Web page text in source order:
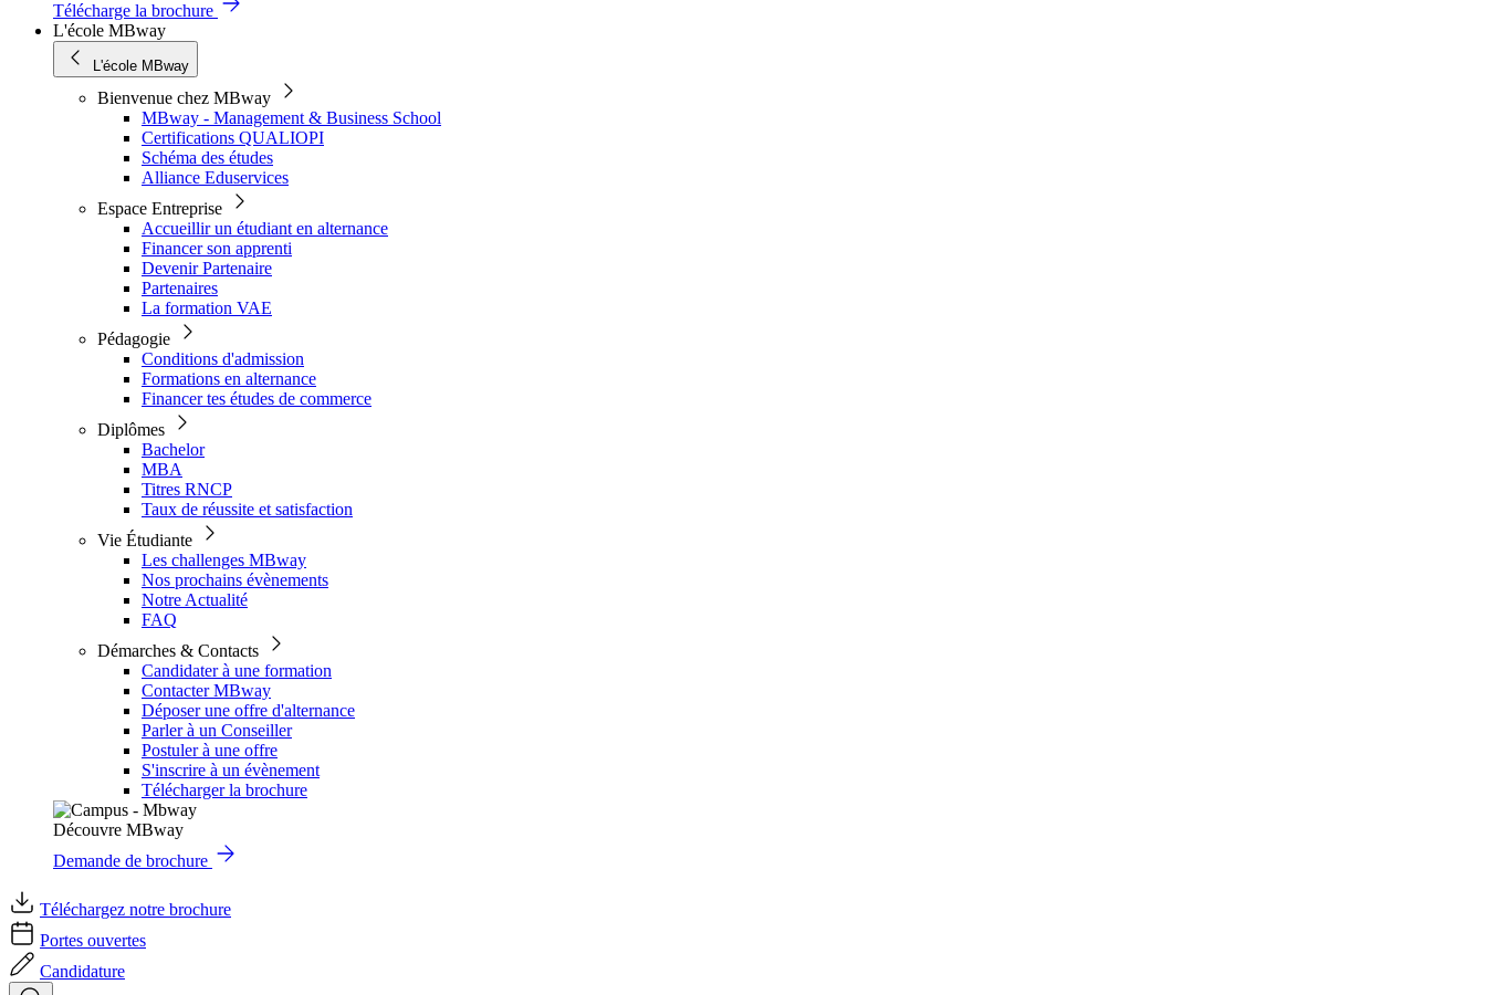
Télécharge la brochure
L'école MBway
L'école MBway
Bienvenue chez MBway
MBway - Management & Business School
Certifications QUALIOPI
Schéma des études
Alliance Eduservices
Espace Entreprise
Accueillir un étudiant en alternance
Financer son apprenti
Devenir Partenaire
Partenaires
La formation VAE
Pédagogie
Conditions d'admission
Formations en alternance
Financer tes études de commerce
Diplômes
Bachelor
MBA
Titres RNCP
Taux de réussite et satisfaction
Vie Étudiante
Les challenges MBway
Nos prochains évènements
Notre Actualité
FAQ
Démarches & Contacts
Candidater à une formation
Contacter MBway
Déposer une offre d'alternance
Parler à un Conseiller
Postuler à une offre
S'inscrire à un évènement
Télécharger la brochure
Découvre MBway
Demande de brochure
Téléchargez notre brochure
Portes ouvertes
Candidature